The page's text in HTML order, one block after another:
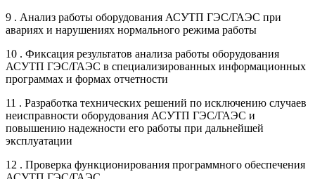
9 . Анализ работы оборудования АСУТП ГЭС/ГАЭС при
авариях и нарушениях нормального режима работы
10 . Фиксация результатов анализа работы оборудования
АСУТП ГЭС/ГАЭС в специализированных информационных
программах и формах отчетности
11 . Разработка технических решений по исключению случаев
неисправности оборудования АСУТП ГЭС/ГАЭС и
повышению надежности его работы при дальнейшей
эксплуатации
12 . Проверка функционирования программного обеспечения